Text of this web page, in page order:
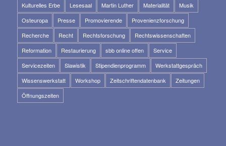
Kulturelles Erbe
Lesesaal Martin Luther Materialität
Musik
Osteuropa
Presse Promovierende
Provenienzforschung
Recherche
Recht Rechtsforschung
Rechtswissenschaften
Reformation
Restaurierung sbb online offen
Service
Servicezeiten
Slawistik Stipendienprogramm
Werkstattgespräch
Wissenswerkstatt
Workshop Zeitschriftendatenbank
Zeitungen
Öffnungszeiten